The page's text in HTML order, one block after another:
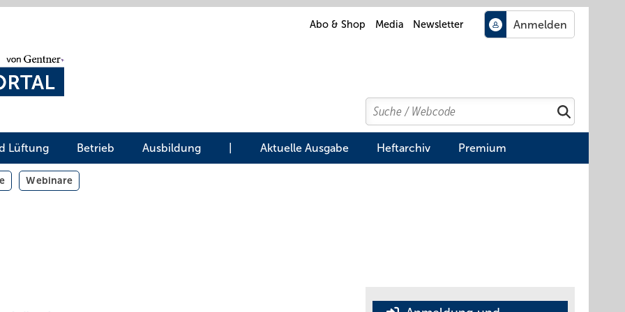
Abo & Shop Media Newsletter
Search
Suchen
Lüftung Betrieb Ausbildung Aktuelle Ausgabe Heftarchiv Premium
Webinare